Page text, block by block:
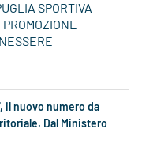
SPORTIVA
il nuovo numero da
Dal Ministero